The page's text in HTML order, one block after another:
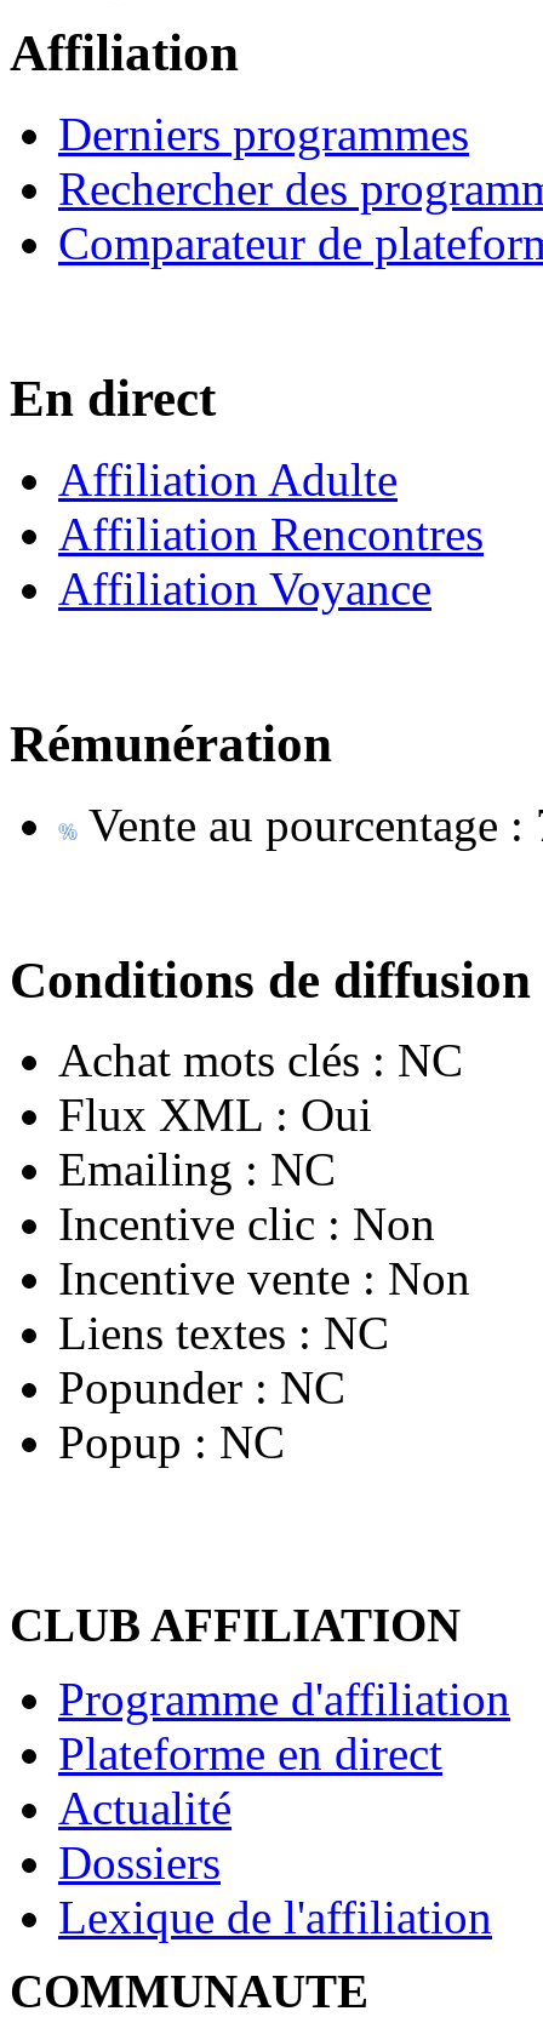
Affiliation
Derniers programmes
Rechercher des
Comparateur de
En direct
Affiliation Adulte
Affiliation Rencontres
Affiliation Voyance
Rémunération
Vente au pourcentage :
Conditions de diffusion
Achat mots clés : NC
Flux XML : Oui
Emailing : NC
Incentive clic : Non
Incentive vente : Non
Liens textes : NC
Popunder : NC
Popup : NC
CLUB AFFILIATION
Programme d'affiliation
Plateforme en direct
Actualité
Dossiers
Lexique de l'affiliation
COMMUNAUTE